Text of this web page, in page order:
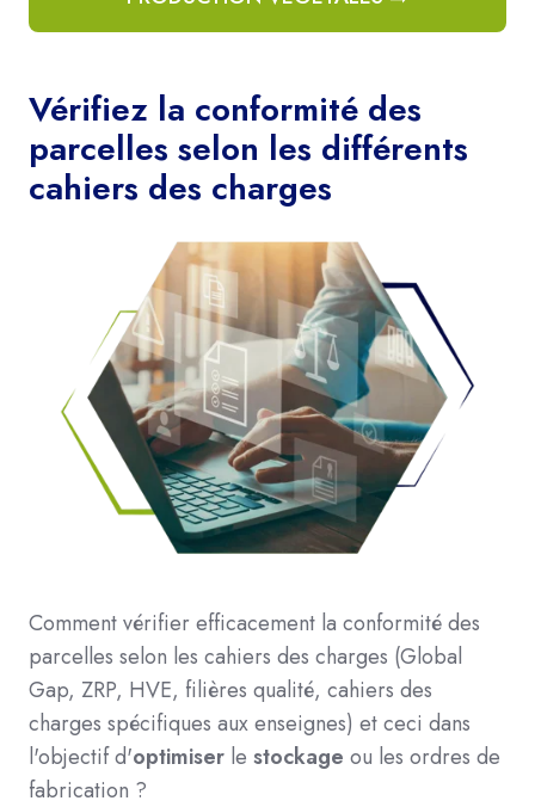
Vérifiez la conformité des
parcelles selon les différents
cahiers des charges
Comment vérifier efficacement la conformité des
parcelles selon les cahiers des charges (Global
Gap, ZRP, HVE, filières qualité, cahiers des
charges spécifiques aux enseignes) et ceci dans
l'objectif d'optimiser le stockage ou les ordres de
fabrication ?